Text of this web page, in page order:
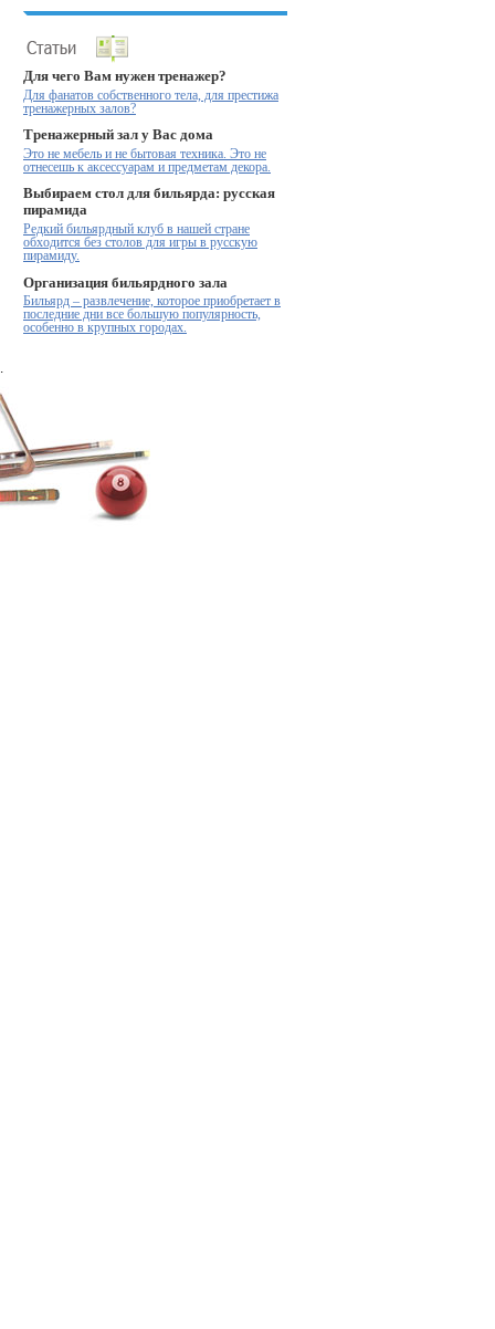
Для чего Вам нужен тренажер?
Для фанатов собственного тела, для престижа
тренажерных залов?
Тренажерный зал у Вас дома
Это не мебель и не бытовая техника. Это не
отнесешь к аксессуарам и предметам декора.
Выбираем стол для бильярда: русская
пирамида
Редкий бильярдный клуб в нашей стране
обходится без столов для игры в русскую
пирамиду.
Организация бильярдного зала
Бильярд – развлечение, которое приобретает в
последние дни все большую популярность,
особенно в крупных городах.
.